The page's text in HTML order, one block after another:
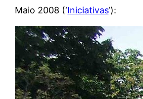
Maio 2008 (‘Iniciativas‘):